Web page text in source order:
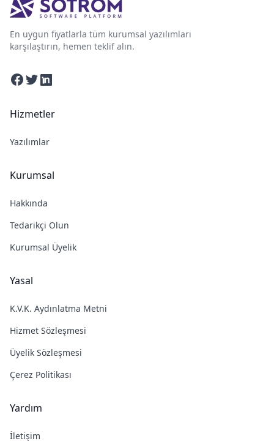
En uygun fiyatlarla tüm kurumsal yazılımları
karşılaştırın, hemen teklif alın.
Facebook
TwitterLinkedin
Hizmetler
Yazılımlar
Kurumsal
Hakkında
Tedarikçi Olun
Kurumsal Üyelik
Yasal
K.V.K. Aydınlatma Metni
Hizmet Sözleşmesi
Üyelik Sözleşmesi
Çerez Politikası
Yardım
İletişim